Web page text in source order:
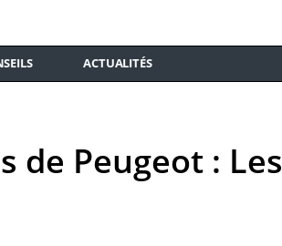
ACTUALITÉS
de Peugeot : Les